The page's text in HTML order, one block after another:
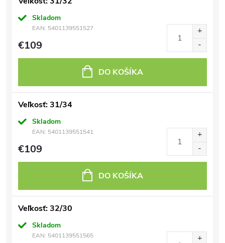
Skladom
EAN: 5401139551527
€109
DO KOŠÍKA
Veľkosť: 31/34
Skladom
EAN: 5401139551541
€109
DO KOŠÍKA
Veľkosť: 32/30
Skladom
EAN: 5401139551565